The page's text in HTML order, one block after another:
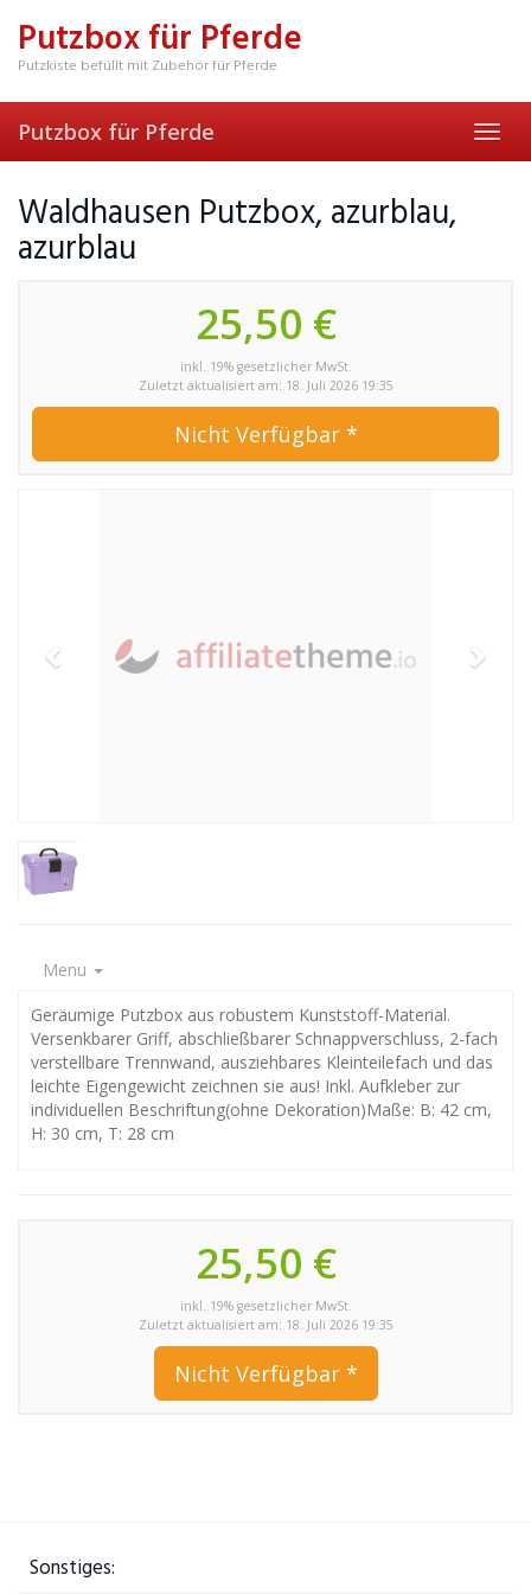
mainPutzbox für Pferde
Putzkiste befüllt mit Zubehör für Pferde
Putzbox für Pferde
Waldhausen Putzbox, azurblau,
azurblau
25,50 €
inkl. 19% gesetzlicher MwSt.
Zuletzt aktualisiert am: 18. Juli 2026 19:35
Nicht Verfügbar *
Menu
Geräumige Putzbox aus robustem Kunststoff-Material.
Versenkbarer Griff, abschließbarer Schnappverschluss, 2-fach
verstellbare Trennwand, ausziehbares Kleinteilefach und das
leichte Eigengewicht zeichnen sie aus! Inkl. Aufkleber zur
individuellen Beschriftung(ohne Dekoration)Maße: B: 42 cm,
H: 30 cm, T: 28 cm
25,50 €
inkl. 19% gesetzlicher MwSt.
Zuletzt aktualisiert am: 18. Juli 2026 19:35
Nicht Verfügbar *
Sonstiges: